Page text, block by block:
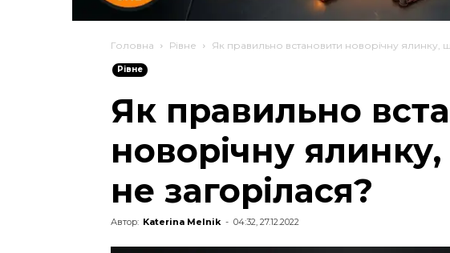
Головна Рівне Як правильно встановити новорічну ялинку,
Рівне
Як правильно
новорічну
не загорілася?
Автор: Katerina Melnik - 04:32, 27.12.2022